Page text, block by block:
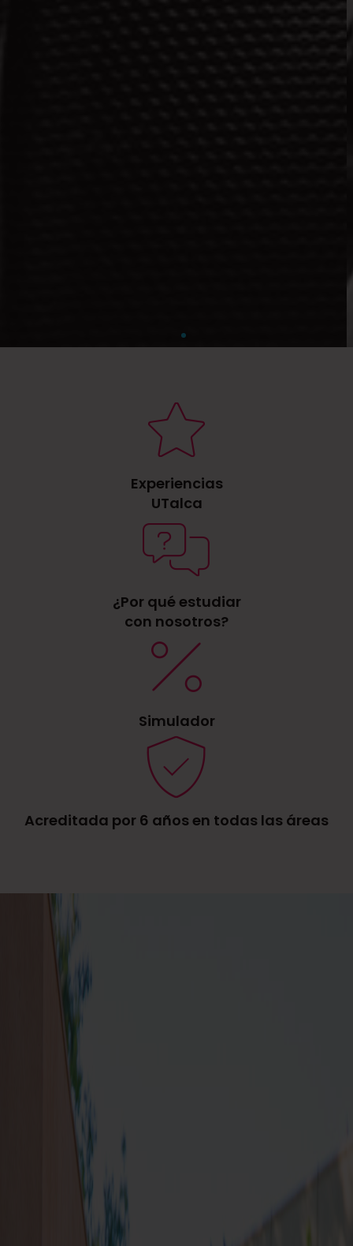
Experiencias
UTalca
¿Por qué estudiar
con nosotros?
Simulador
Acreditada por 6 años en todas las áreas